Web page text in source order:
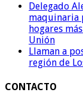
Delegado
maquinaria
hogares
Unión
Llaman a
región de
CONTACTO